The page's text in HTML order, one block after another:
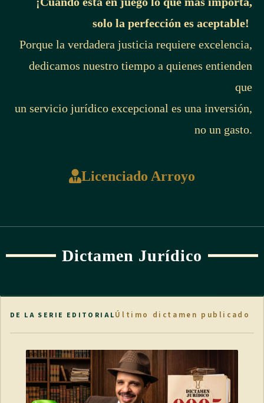
solo la perfección es aceptable!
Porque la verdadera justicia requiere excelencia,
dedicamos nuestro tiempo a quienes entienden
que
un servicio jurídico excepcional es una inversión,
no un gasto.
Licenciado Arroyo
Dictamen Jurídico
DE LA SERIE EDITORIALÚltimo dictamen publicado